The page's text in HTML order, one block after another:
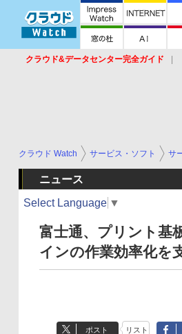
クラウド&データセンター完全ガイド
クラウド Watch サービス・ソフト サ
ニュース
Select Language ▼
富士通、プリント基
インの作業効率化を
ポスト リスト